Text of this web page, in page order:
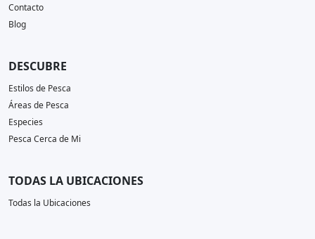
Contacto
Blog
DESCUBRE
Estilos de Pesca
Áreas de Pesca
Especies
Pesca Cerca de Mi
TODAS LA UBICACIONES
Todas la Ubicaciones